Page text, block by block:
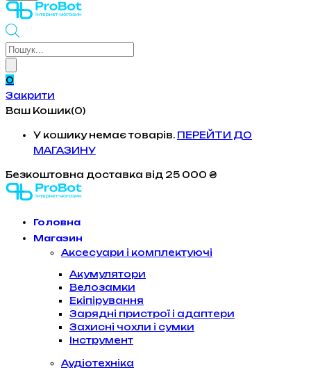
Products
0
Закрити
Ваш Кошик(0)
У кошику немає товарів. ПЕРЕЙТИ ДО
МАГАЗИНУ
Безкоштовна доставка від 25 000 ₴
Головна
Магазин
Аксесуари і комплектуючі
Акумулятори
Велозамки
Екіпірування
Зарядні пристрої і адаптери
Захисні чохли і сумки
Інструмент
Аудіотехніка